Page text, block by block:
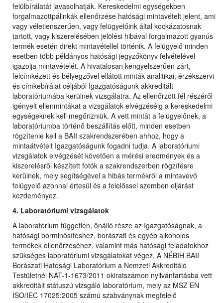
felülbírálatát javasolhatják. Kereskedelmi egységekben
forgalmazottpálinkák ellenőrzése hatósági mintavételt jelent, ami
vagy véletlenszerűen, vagy felügyelőink által kockázatosnak
tartott, vagy kiszerelésében jelölési hibával forgalmazott gyanús
termék esetén direkt mintavétellel történik. A felügyelő minden
esetben több példányos hatósági jegyzőkönyv felvételével
igazolja mintavételét. A hivatalosan kengyelszerűen zárt,
felcímkézett és bélyegzővel ellátott minták analitikai, érzékszervi
és címkebírálat céljából Igazgatóságunk akkreditált
laboratóriumába kerülnek vizsgálatra. Az ellenőrzött fél részéről
igényelt ellenmintákat a vizsgálatok elvégzéséig a kereskedelmi
egységeknek kell megőrizniük. A vett mintát a felügyelőnek, a
laboratóriumba történő beszállítás előtt, minden esetben
rögzítenie kell a BAII szakrendszerében ahhoz, hogy a
mintaátvételt Igazgatóságunk fogadni tudja. A laboratóriumi
vizsgálatok elvégzését követően a mérési eredmények és a
kiszerelésről készített fotók a szakrendszerben rögzítésre
kerülnek, mely segítségével a hibás termékről a mintavevő
felügyelő azonnal értesül és a felelőssel szemben eljárást
kezdeményez.
4. Laboratóriumi vizsgálatok
A laboratórium független, önálló része az Igazgatóságnak, a
hatósági borminősítéshez, borászati és egyéb alkoholos
termékek ellenőrzéséhez, valamint más hatósági feladatokhoz
szükséges laboratóriumi vizsgálatokat végez. A NÉBIH BAII
Borászati Hatósági Laboratórium a Nemzeti Akkreditáló
Testületnél NAT-1-1673/2011 okiratszámon nyilvántartásba vett
akkreditált státuszú vizsgáló laboratórium, mely az MSZ EN
ISO/IEC 17025:2005 számú szabványnak megfelelő